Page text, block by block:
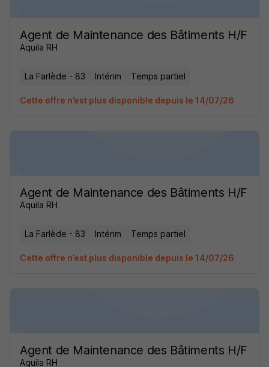
Agent de Maintenance des Bâtiments H/F
Aquila RH
La Farlède - 83 Intérim Temps partiel
Cette offre n’est plus disponible depuis le 14/07/26
Agent de Maintenance des Bâtiments H/F
Aquila RH
La Farlède - 83 Intérim Temps partiel
Cette offre n’est plus disponible depuis le 14/07/26
Agent de Maintenance des Bâtiments H/F
Aquila RH